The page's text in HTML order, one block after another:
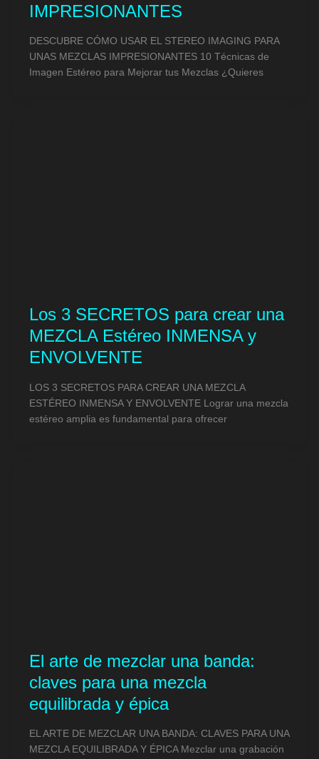
IMPRESIONANTES
DESCUBRE CÓMO USAR EL STEREO IMAGING PARA
UNAS MEZCLAS IMPRESIONANTES 10 Técnicas de
Imagen Estéreo para Mejorar tus Mezclas ¿Quieres
Los 3 SECRETOS para crear una
MEZCLA Estéreo INMENSA y
ENVOLVENTE
LOS 3 SECRETOS PARA CREAR UNA MEZCLA
ESTÉREO INMENSA Y ENVOLVENTE Lograr una mezcla
estéreo amplia es fundamental para ofrecer
El arte de mezclar una banda:
claves para una mezcla
equilibrada y épica
EL ARTE DE MEZCLAR UNA BANDA: CLAVES PARA UNA
MEZCLA EQUILIBRADA Y ÉPICA Mezclar una grabación